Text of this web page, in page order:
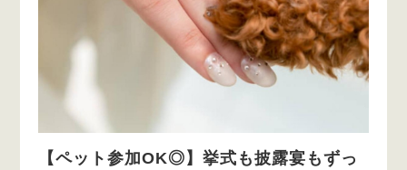
【ペット参加OK◎】挙式も披露宴もずっ